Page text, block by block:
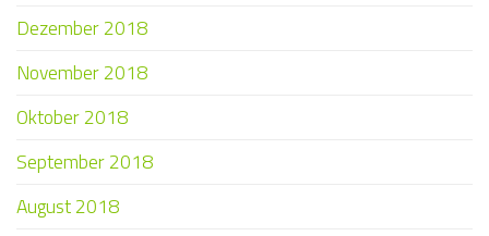
Dezember 2018
November 2018
Oktober 2018
September 2018
August 2018